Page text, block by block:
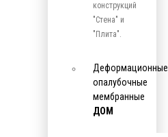
конструкций
"Стена" и
"Плита".
Деформационные
опалубочные
мембранные
ДОМ